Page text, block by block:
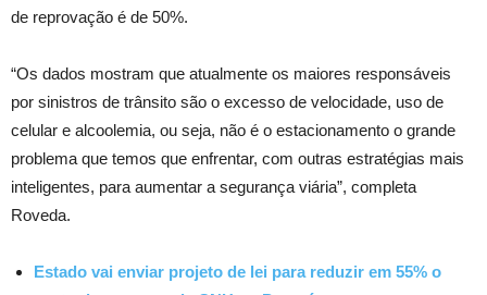
de reprovação é de 50%.
“Os dados mostram que atualmente os maiores responsáveis
por sinistros de trânsito são o excesso de velocidade, uso de
celular e alcoolemia, ou seja, não é o estacionamento o grande
problema que temos que enfrentar, com outras estratégias mais
inteligentes, para aumentar a segurança viária”, completa
Roveda.
Estado vai enviar projeto de lei para reduzir em 55% o